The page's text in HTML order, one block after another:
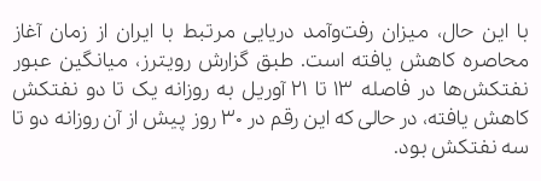
با این حال، میزان رفت‌وآمد دریایی مرتبط با ایران از زمان آغاز
محاصره کاهش یافته است. طبق گزارش رویترز، میانگین عبور
نفتکش‌ها در فاصله ۱۳ تا ۲۱ آوریل به روزانه یک تا دو نفتکش
کاهش یافته، در حالی که این رقم در ۳۰ روز پیش از آن روزانه دو تا
سه نفتکش بود.